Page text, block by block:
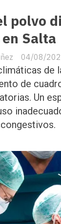
polvo
Salta
04/08/
de
de
Un